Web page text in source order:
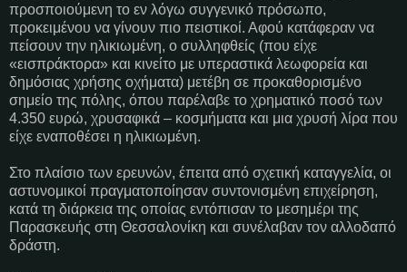
προσποιούμενη το εν λόγω συγγενικό πρόσωπο,
προκειμένου να γίνουν πιο πειστικοί. Αφού κατάφεραν να
πείσουν την ηλικιωμένη, ο συλληφθείς (που είχε
«εισπράκτορα» και κινείτο με υπεραστικά λεωφορεία και
δημόσιας χρήσης οχήματα) μετέβη σε προκαθορισμένο
σημείο της πόλης, όπου παρέλαβε το χρηματικό ποσό των
4.350 ευρώ, χρυσαφικά – κοσμήματα και μια χρυσή λίρα που
είχε εναποθέσει η ηλικιωμένη.
Στο πλαίσιο των ερευνών, έπειτα από σχετική καταγγελία, οι
αστυνομικοί πραγματοποίησαν συντονισμένη επιχείρηση,
κατά τη διάρκεια της οποίας εντόπισαν το μεσημέρι της
Παρασκευής στη Θεσσαλονίκη και συνέλαβαν τον αλλοδαπό
δράστη.